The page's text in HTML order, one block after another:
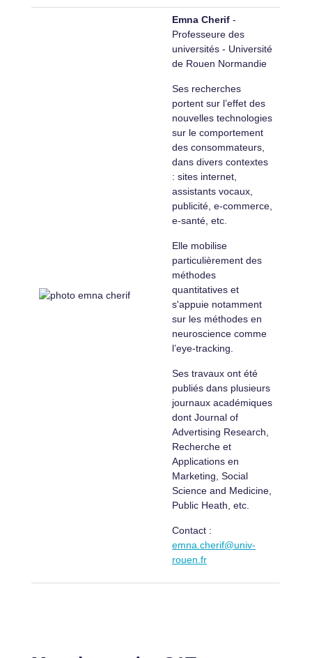
Emna Cherif-
Professeure des
universités - Université
de Rouen Normandie
Ses recherches
portent sur l’effet des
nouvelles technologies
sur le comportement
des consommateurs,
dans divers contextes
: sites internet,
assistants vocaux,
publicité, e-commerce,
e-santé, etc.
Elle mobilise
particulièrement des
méthodes
quantitatives et
s'appuie notamment
sur les méthodes en
neuroscience comme
l’eye-tracking.
Ses travaux ont été
publiés dans plusieurs
journaux académiques
dont Journal of
Advertising Research,
Recherche et
Applications en
Marketing, Social
Science and Medicine,
Public Heath, etc.
Contact :
emna.cherif@univ-
rouen.fr